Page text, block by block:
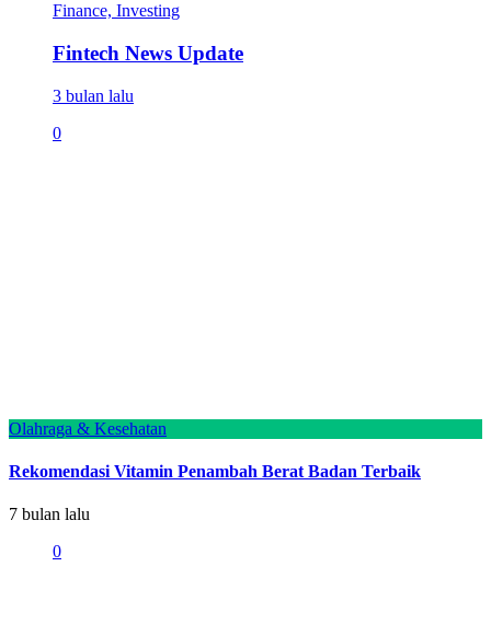
Finance, Investing
Fintech News Update
3 bulan lalu
0
Olahraga & Kesehatan
Rekomendasi Vitamin Penambah Berat Badan Terbaik
7 bulan lalu
0